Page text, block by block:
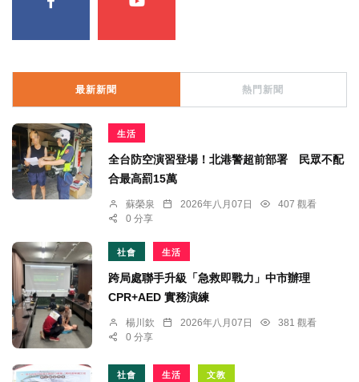
最新新聞 熱門新聞
生活
全台防空演習登場！北港警超前部署 民眾不配
合最高罰15萬
蘇榮泉 2026年八月07日
407 觀看
0 分享
社會 生活
跨局處聯手升級「急救即戰力」中市辦理
CPR+AED 實務演練
楊川欽 2026年八月07日
381 觀看
0 分享
社會 生活 文教